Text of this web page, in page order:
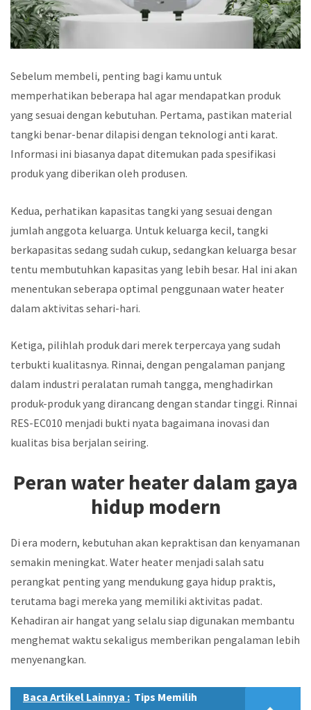
Sebelum membeli, penting bagi kamu untuk
memperhatikan beberapa hal agar mendapatkan produk
yang sesuai dengan kebutuhan. Pertama, pastikan material
tangki benar-benar dilapisi dengan teknologi anti karat.
Informasi ini biasanya dapat ditemukan pada spesifikasi
produk yang diberikan oleh produsen.
Kedua, perhatikan kapasitas tangki yang sesuai dengan
jumlah anggota keluarga. Untuk keluarga kecil, tangki
berkapasitas sedang sudah cukup, sedangkan keluarga besar
tentu membutuhkan kapasitas yang lebih besar. Hal ini akan
menentukan seberapa optimal penggunaan water heater
dalam aktivitas sehari-hari.
Ketiga, pilihlah produk dari merek terpercaya yang sudah
terbukti kualitasnya. Rinnai, dengan pengalaman panjang
dalam industri peralatan rumah tangga, menghadirkan
produk-produk yang dirancang dengan standar tinggi. Rinnai
RES-EC010 menjadi bukti nyata bagaimana inovasi dan
kualitas bisa berjalan seiring.
Peran water heater dalam gaya
hidup modern
Di era modern, kebutuhan akan kepraktisan dan kenyamanan
semakin meningkat. Water heater menjadi salah satu
perangkat penting yang mendukung gaya hidup praktis,
terutama bagi mereka yang memiliki aktivitas padat.
Kehadiran air hangat yang selalu siap digunakan membantu
menghemat waktu sekaligus memberikan pengalaman lebih
menyenangkan.
Baca Artikel Lainnya : Tips Memilih